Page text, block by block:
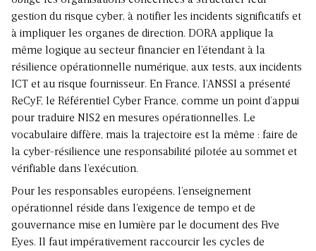
gestion du risque cyber, à notifier les incidents significatifs et
à impliquer les organes de direction. DORA applique la
même logique au secteur financier en l’étendant à la
résilience opérationnelle numérique, aux tests, aux incidents
ICT et au risque fournisseur. En France, l’ANSSI a présenté
ReCyF, le Référentiel Cyber France, comme un point d’appui
pour traduire NIS2 en mesures opérationnelles. Le
vocabulaire diffère, mais la trajectoire est la même : faire de
la cyber-résilience une responsabilité pilotée au sommet et
vérifiable dans l’exécution.
Pour les responsables européens, l’enseignement
opérationnel réside dans l’exigence de tempo et de
gouvernance mise en lumière par le document des Five
Eyes. Il faut impérativement raccourcir les cycles de